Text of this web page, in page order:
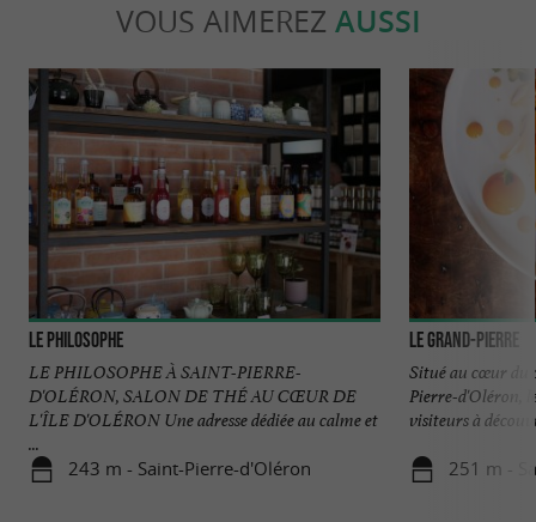
VOUS AIMEREZ AUSSI
Le Philosophe
LE PHILOSOPHE À SAINT-PIERRE-
D'OLÉRON, SALON DE THÉ AU CŒUR DE
L'ÎLE D'OLÉRON Une adresse dédiée au calme et
...
243 m - Saint-Pierre-d'Oléron
Le Grand-Pierre
Situé au cœur du
Pierre-d'Oléron,
visiteurs à
251 m -